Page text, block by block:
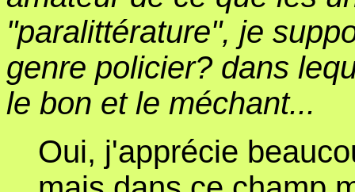
"paralittérature", je
genre policier? dans
le bon et le méchant...
Oui, j'apprécie